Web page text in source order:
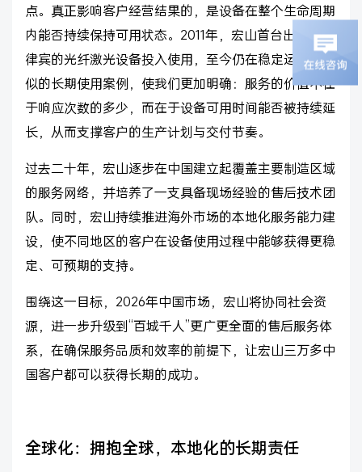
点。真正影响客户经营结果的，是设备在整个生命周期
内能否持续保持可用状态。2011年，宏山首台出口至菲
律宾的光纤激光设备投入使用，至今仍在稳定运行。类
似的长期使用案例，使我们更加明确：服务的价值不在
于响应次数的多少，而在于设备可用时间能否被持续延
长，从而支撑客户的生产计划与交付节奏。
过去二十年，宏山逐步在中国建立起覆盖主要制造区域
的服务网络，并培养了一支具备现场经验的售后技术团
队。同时，宏山持续推进海外市场的本地化服务能力建
设，使不同地区的客户在设备使用过程中能够获得更稳
定、可预期的支持。
围绕这一目标，2026年中国市场，宏山将协同社会资
源，进一步升级到“百城千人”更广更全面的售后服务体
系，在确保服务品质和效率的前提下，让宏山三万多中
国客户都可以获得长期的成功。
全球化：拥抱全球，本地化的长期责任